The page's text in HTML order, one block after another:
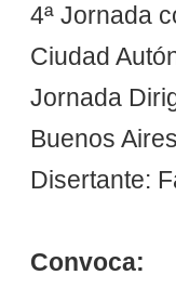
4ª Jornada
Ciudad
Jornada
Buenos Aires
Disertante:
Convoca: